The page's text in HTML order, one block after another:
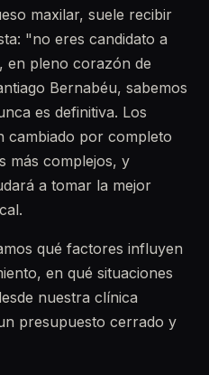
maxilar, suele recibir
"no eres candidato a
, en pleno corazón de
Bernabéu, sabemos
es definitiva. Los
cambiado por completo
más complejos, y
a tomar la mejor
qué factores influyen
en qué situaciones
nuestra clínica
presupuesto cerrado y